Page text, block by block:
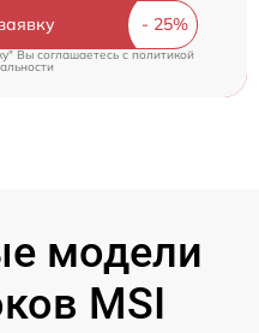
Вы соглашаетесь c политикой
модели
MSI